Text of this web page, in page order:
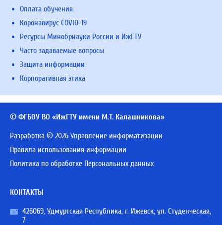
Оплата обучения
Коронавирус COVID-19
Ресурсы Минобрнауки России и ИжГТУ
Часто задаваемые вопросы
Защита информации
Корпоративная этика
© ФГБОУ ВО «ИжГТУ имени М.Т. Калашникова»
Разработка © 2026 Управление информатизации
Правила использования информации
Политика по обработке Персональных данных
КОНТАКТЫ
426069, Удмуртская Республика, г. Ижевск, ул. Студенческая,
7